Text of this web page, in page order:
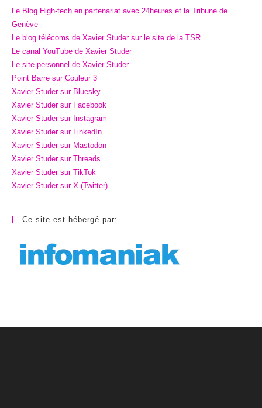
Le Blog High-tech en partenariat avec 24heures et la Tribune de
Genève
Le blog télécoms de Xavier Studer sur le site de la TSR
Le canal YouTube de Xavier Studer
Le site personnel de Xavier Studer
Point Barre sur Couleur 3
Xavier Studer sur Bluesky
Xavier Studer sur Facebook
Xavier Studer sur Instagram
Xavier Studer sur LinkedIn
Xavier Studer sur Mastodon
Xavier Studer sur Threads
Xavier Studer sur TikTok
Xavier Studer sur X (Twitter)
Ce site est hébergé par: